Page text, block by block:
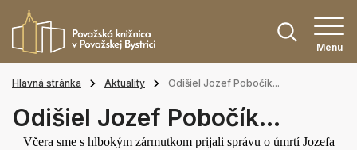
Menu
Hlavná stránka Aktuality Odišiel Jozef Pobočík...
Odišiel Jozef Pobočík...
Včera sme s hlbokým zármutkom prijali správu o úmrtí Jozefa